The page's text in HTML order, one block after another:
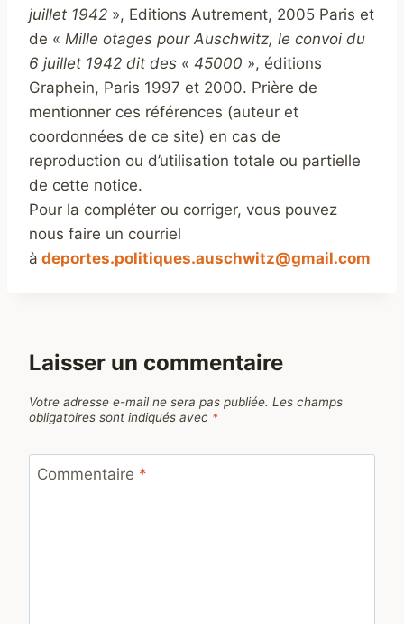
juillet 1942 », Editions Autrement, 2005 Paris et
de « Mille otages pour Auschwitz, le convoi du
6 juillet 1942 dit des « 45000 », éditions
Graphein, Paris 1997 et 2000. Prière de
mentionner ces références (auteur et
coordonnées de ce site) en cas de
reproduction ou d’utilisation totale ou partielle
de cette notice.
Pour la compléter ou corriger, vous pouvez
nous faire un courriel
à deportes.politiques.auschwitz@gmail.com
Laisser un commentaire
Votre adresse e-mail ne sera pas publiée. Les champs
obligatoires sont indiqués avec *
Commentaire *